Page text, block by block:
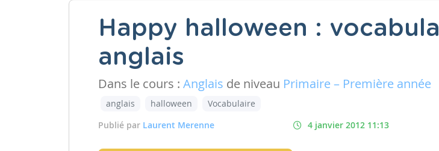
Happy halloween :
anglais
Dans le cours : Anglais de niveau Primaire – Première année
anglais halloween
Vocabulaire
Publié par Laurent Merenne 4 janvier 2012 11:13